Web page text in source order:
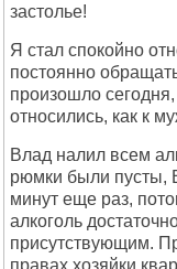
застолье!
Я стал спокойно
постоянно
произошло
относились, как к
Влад налил всем
рюмки были пусты,
минут еще раз,
алкоголь
присутствующим.
правах хозяйки